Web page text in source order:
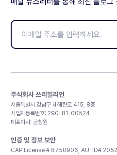
주식회사 쓰리빌리언
서울특별시 강남구 테헤란로 415, 8층
사업자등록번호: 290-81-00524
대표이사: 금창원
인증 및 정보 보안
CAP License # 8750906, AU-ID#